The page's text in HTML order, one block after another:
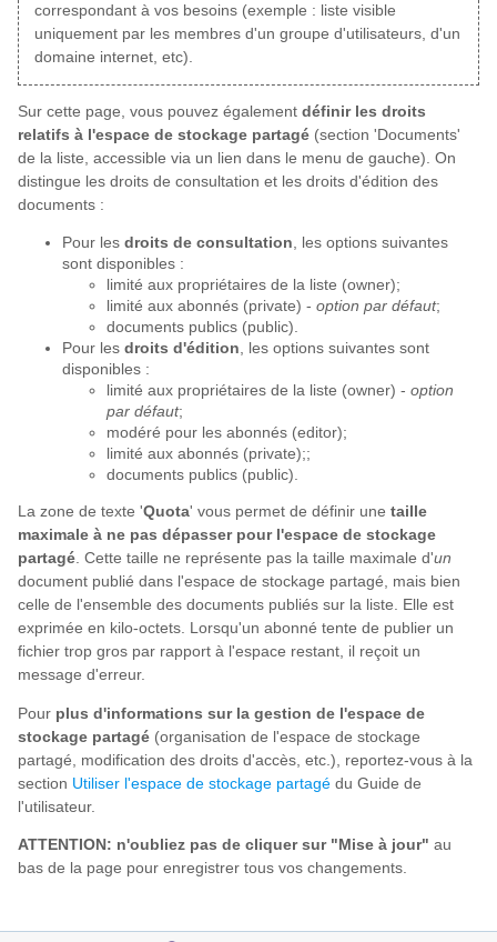
correspondant à vos besoins (exemple : liste visible
uniquement par les membres d'un groupe d'utilisateurs, d'un
domaine internet, etc).
Sur cette page, vous pouvez également définir les droits
relatifs à l'espace de stockage partagé (section 'Documents'
de la liste, accessible via un lien dans le menu de gauche). On
distingue les droits de consultation et les droits d'édition des
documents :
Pour les droits de consultation , les options suivantes
sont disponibles :
limité aux propriétaires de la liste (owner);
limité aux abonnés (private) - option par défaut;
documents publics (public).
Pour les droits d'édition , les options suivantes sont
disponibles :
limité aux propriétaires de la liste (owner) - option
par défaut;
modéré pour les abonnés (editor);
limité aux abonnés (private);;
documents publics (public).
La zone de texte 'Quota' vous permet de définir une taille
maximale à ne pas dépasser pour l'espace de stockage
partagé. Cette taille ne représente pas la taille maximale d'un
document publié dans l'espace de stockage partagé, mais bien
celle de l'ensemble des documents publiés sur la liste. Elle est
exprimée en kilo-octets. Lorsqu'un abonné tente de publier un
fichier trop gros par rapport à l'espace restant, il reçoit un
message d'erreur.
Pour plus d'informations sur la gestion de l'espace de
stockage partagé (organisation de l'espace de stockage
partagé, modification des droits d'accès, etc.), reportez-vous à la
section Utiliser l'espace de stockage partagé du Guide de
l'utilisateur.
ATTENTION: n'oubliez pas de cliquer sur "Mise à jour" au
bas de la page pour enregistrer tous vos changements.